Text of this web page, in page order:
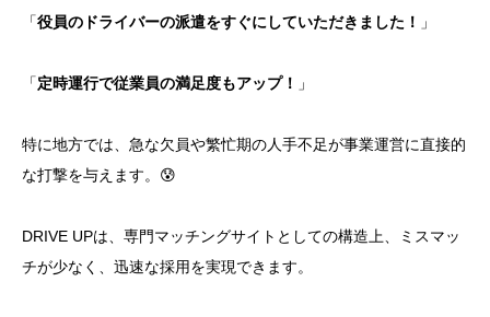
「役員のドライバーの派遣をすぐにしていただきました！ 」
「定時運行で従業員の満足度もアップ！ 」
特に地方では、急な欠員や繁忙期の人手不足が事業運営に直接的
な打撃を与えます。😰
DRIVE UPは、専門マッチングサイトとしての構造上、ミスマッ
チが少なく、迅速な採用を実現できます。